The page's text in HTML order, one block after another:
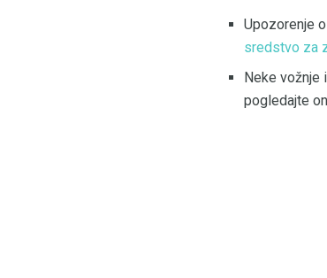
Upozorenje
sredstvo za
Neke vožnje
pogledajte